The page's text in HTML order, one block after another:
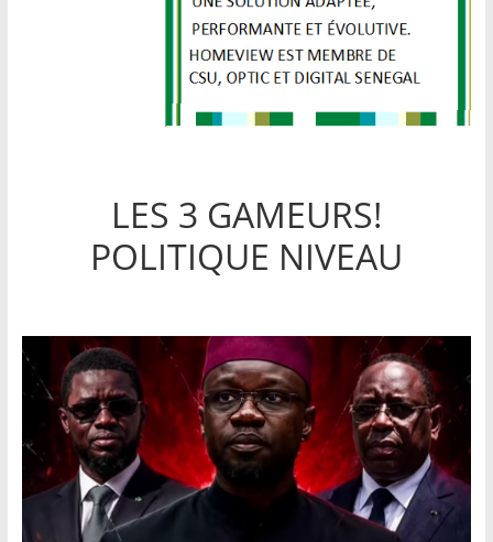
LES 3 GAMEURS!
POLITIQUE NIVEAU